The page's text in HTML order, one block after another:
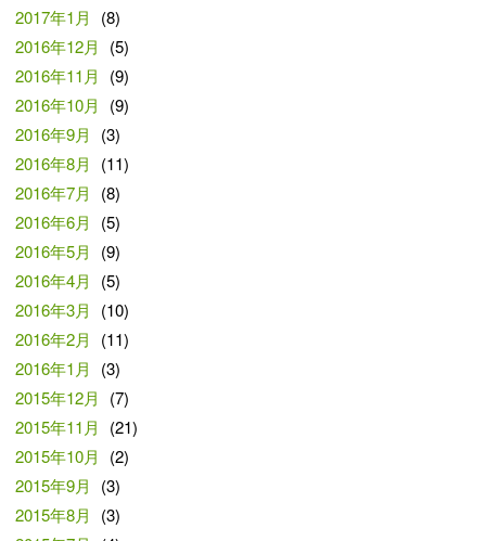
2017年1月
(8)
2016年12月
(5)
2016年11月
(9)
2016年10月
(9)
2016年9月
(3)
2016年8月
(11)
2016年7月
(8)
2016年6月
(5)
2016年5月
(9)
2016年4月
(5)
2016年3月
(10)
2016年2月
(11)
2016年1月
(3)
2015年12月
(7)
2015年11月
(21)
2015年10月
(2)
2015年9月
(3)
2015年8月
(3)